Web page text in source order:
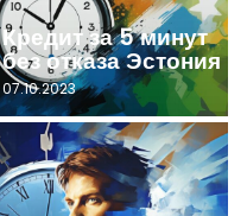
Кредит за 5 минут
без отказа Эстония
07.10.2023